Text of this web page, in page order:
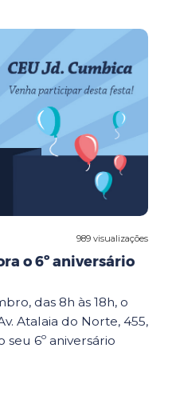
989 visualizações
o 6º aniversário
das 8h às 18h, o
Atalaia do Norte, 455,
6º aniversário